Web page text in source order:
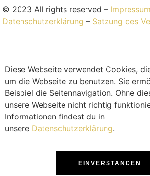
© 2023 All rights reserved – Impressum
Datenschutzerklärung – Satzung des
Diese Webseite verwendet Cookies,
um die Webseite zu benutzen. Sie
Beispiel die Seitennavigation. Ohne
unsere Webseite nicht richtig
Informationen findest du in
unsere Datenschutzerklärung.
EINVERSTANDEN